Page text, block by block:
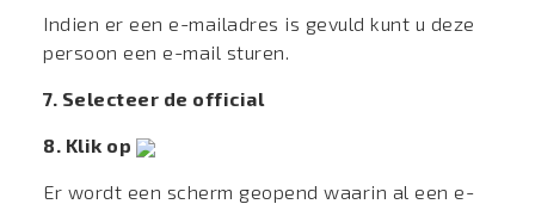
Indien er een e-mailadres is gevuld kunt u deze
persoon een e-mail sturen.
7. Selecteer de official
8. Klik op
Er wordt een scherm geopend waarin al een e-